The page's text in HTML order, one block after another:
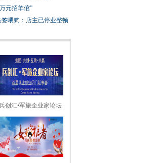
元招羊倌”
喂狗：店主已停业整顿
创汇•军旅企业家论坛